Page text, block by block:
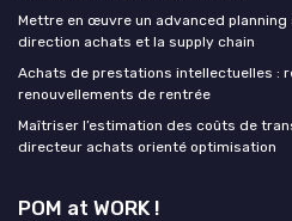
Mettre en œuvre un advanced
direction achats et la supply chain
Achats de prestations intellectuelles :
renouvellements de rentrée
Maîtriser l’estimation des coûts de
directeur achats orienté optimisation
POM at WORK !